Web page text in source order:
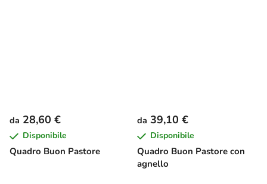
Quadro Buon Pastore
da 28,60 €
Disponibile
Quadro Buon Pastore con
agnello
da 39,10 €
Disponibile